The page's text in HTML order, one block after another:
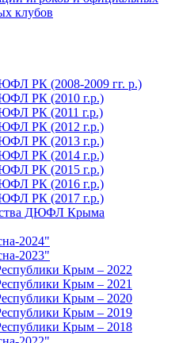
клубов
РК (2008-2009 гг. р.)
РК (2010 г.р.)
РК (2011 г.р.)
РК (2012 г.р.)
РК (2013 г.р.)
РК (2014 г.р.)
РК (2015 г.р.)
РК (2016 г.р.)
РК (2017 г.р.)
ДЮФЛ Крыма
2024"
2023"
Крым – 2022
Крым – 2021
Крым – 2020
Крым – 2019
Крым – 2018